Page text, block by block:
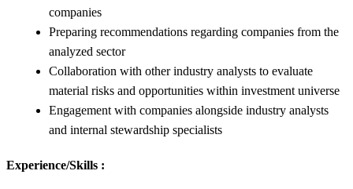
companies
Preparing recommendations regarding companies from the
analyzed sector
Collaboration with other industry analysts to evaluate
material risks and opportunities within investment universe
Engagement with companies alongside industry analysts
and internal stewardship specialists
Experience/Skills :